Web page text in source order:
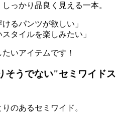
っかり品良く見える一本。
るパンツが欲しい」
タイルを楽しみたい」
いアイテムです！
そうでない"セミワイドス
のあるセミワイド。